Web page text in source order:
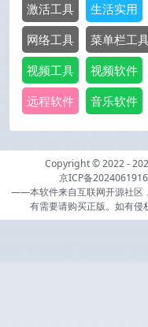
激活工具
生活实用
网络工具
菜单栏工
视频工具
视频软件
远程软件
音乐软件
Copyright © 2022 -
京ICP备
——本软件来自互联网开源社区
有需要请购买正版。如有